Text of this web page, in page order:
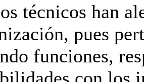
técnicos han
pues
funciones,